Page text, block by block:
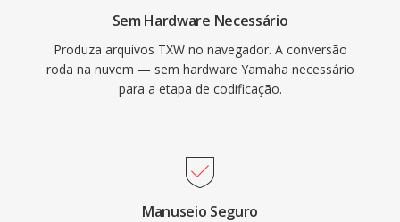
Sem Hardware Necessário
Produza arquivos TXW no navegador. A conversão
roda na nuvem — sem hardware Yamaha necessário
para a etapa de codificação.
Manuseio Seguro